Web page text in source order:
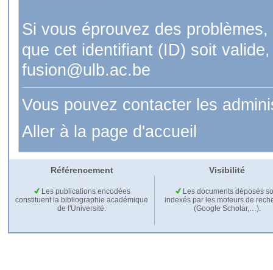
Si vous éprouvez des
que cet identifiant (ID) soit
fusion@ulb.ac.be
Vous pouvez contacter les
Aller à la page d'accueil
Référencement Visibilité
Les publications encodées
constituent la bibliographie académique
de l'Université.
Les documents déposés
indexés par les moteurs de
(Google Scholar,…).